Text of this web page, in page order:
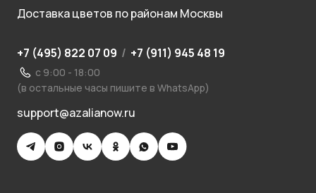
Доставка цветов по районам Москвы
+7 (495) 822 07 09 / +7 (911) 945 48 19
с 9:00 - 18:00
(в остальные часы пишите в WhatsApp)
support@azalianow.ru